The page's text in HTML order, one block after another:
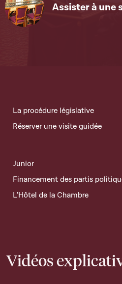
Assister à une
La procédure législative
Réserver une visite guidée
Junior
Financement des partis
L'Hôtel de la Chambre
Vidéos